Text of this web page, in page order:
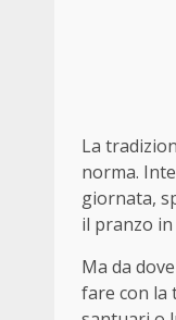
La
norma.
giornata,
il pranzo
Ma da
fare con la